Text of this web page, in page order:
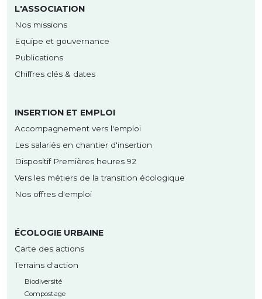
L'ASSOCIATION
Nos missions
Equipe et gouvernance
Publications
Chiffres clés & dates
INSERTION ET EMPLOI
Accompagnement vers l'emploi
Les salariés en chantier d'insertion
Dispositif Premières heures 92
Vers les métiers de la transition écologique
Nos offres d'emploi
ÉCOLOGIE URBAINE
Carte des actions
Terrains d'action
Biodiversité
Compostage